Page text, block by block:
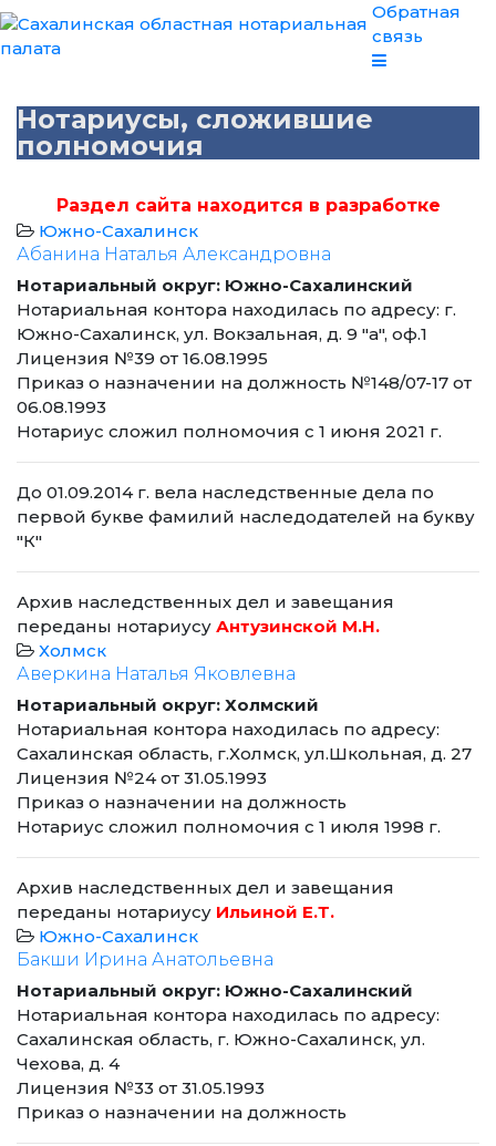
Обратная
связь
Нотариусы, сложившие
полномочия
Раздел сайта находится в разработке
Южно-Сахалинск
Абанина Наталья Александровна
Нотариальный округ: Южно-Сахалинский
Нотариальная контора находилась по адресу: г.
Южно-Сахалинск, ул. Вокзальная, д. 9 "а", оф.1
Лицензия №39 от 16.08.1995
Приказ о назначении на должность №148/07-17 от
06.08.1993
Нотариус сложил полномочия с 1 июня 2021 г.
До 01.09.2014 г. вела наследственные дела по
первой букве фамилий наследодателей на букву
"К"
Архив наследственных дел и завещания
переданы нотариусу Антузинской М.Н.
Холмск
Аверкина Наталья Яковлевна
Нотариальный округ: Холмский
Нотариальная контора находилась по адресу:
Сахалинская область, г.Холмск, ул.Школьная, д. 27
Лицензия №24 от 31.05.1993
Приказ о назначении на должность
Нотариус сложил полномочия с 1 июля 1998 г.
Архив наследственных дел и завещания
переданы нотариусу Ильиной Е.Т.
Южно-Сахалинск
Бакши Ирина Анатольевна
Нотариальный округ: Южно-Сахалинский
Нотариальная контора находилась по адресу:
Сахалинская область, г. Южно-Сахалинск, ул.
Чехова, д. 4
Лицензия №33 от 31.05.1993
Приказ о назначении на должность